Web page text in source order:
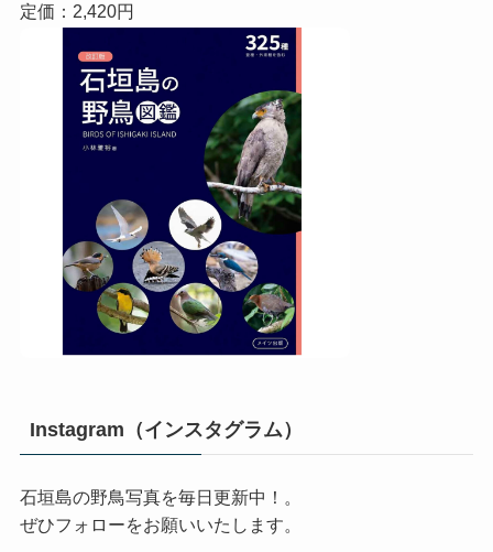
定価：2,420円
Instagram（インスタグラム）
石垣島の野鳥写真を毎日更新中！。
ぜひフォローをお願いいたします。